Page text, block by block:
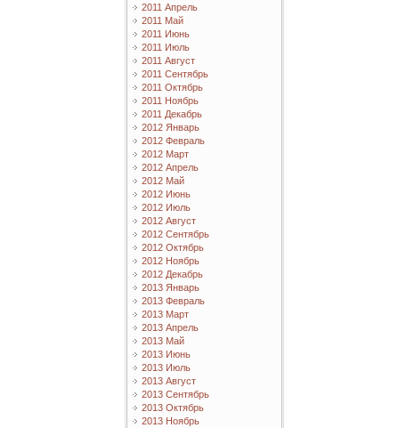
2011 Апрель
2011 Май
2011 Июнь
2011 Июль
2011 Август
2011 Сентябрь
2011 Октябрь
2011 Ноябрь
2011 Декабрь
2012 Январь
2012 Февраль
2012 Март
2012 Апрель
2012 Май
2012 Июнь
2012 Июль
2012 Август
2012 Сентябрь
2012 Октябрь
2012 Ноябрь
2012 Декабрь
2013 Январь
2013 Февраль
2013 Март
2013 Апрель
2013 Май
2013 Июнь
2013 Июль
2013 Август
2013 Сентябрь
2013 Октябрь
2013 Ноябрь